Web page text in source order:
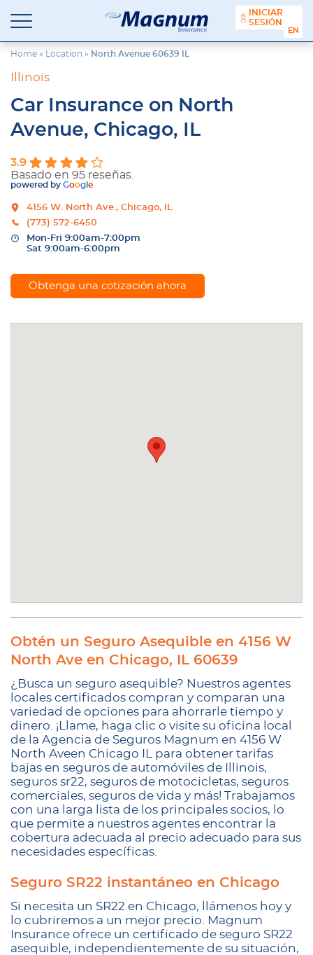
contenido
Seguros
Magnum
Agencia
de
Seguros
Suburbios
INICIAR
SESIÓN
Home » Location » North Avenue 60639 IL
Illinois
Car Insurance on North
Avenue, Chicago, IL
3.9
Basado en 95 reseñas.
powered by Goog e
4156 W. North Ave., Chicago, IL
(773) 572-6450
Mon-Fri 9:00am-7:00pm
Sat 9:00am-6:00pm
Obtenga una cotización ahora
Obtén un Seguro Asequible en 4156 W
North Ave en Chicago, IL 60639
¿Busca un seguro asequible? Nuestros agentes
locales certificados compran y comparan una
variedad de opciones para ahorrarle tiempo y
dinero. ¡Llame, haga clic o visite su oficina local
de la Agencia de Seguros Magnum en 4156 W
North Aveen Chicago IL para obtener tarifas
bajas en seguros de automóviles de Illinois,
seguros sr22, seguros de motocicletas, seguros
comerciales, seguros de vida y más! Trabajamos
con una larga lista de los principales socios, lo
que permite a nuestros agentes encontrar la
cobertura adecuada al precio adecuado para sus
necesidades específicas.
Seguro SR22 instantáneo en Chicago
Si necesita un SR22 en Chicago, llámenos hoy y
lo cubriremos a un mejor precio. Magnum
Insurance ofrece un certificado de seguro SR22
asequible, independientemente de su situación,